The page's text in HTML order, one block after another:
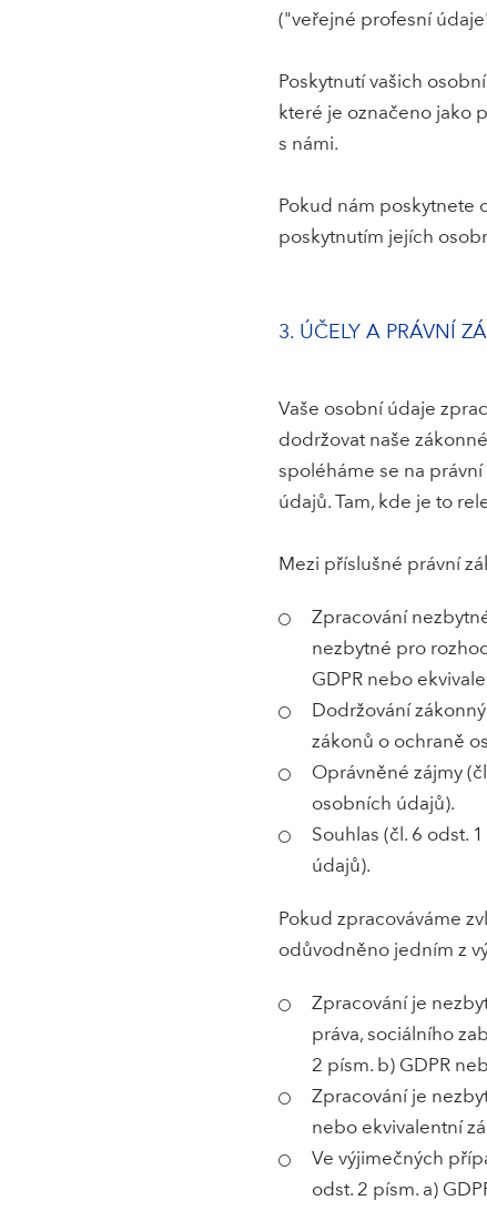
("veřejné profesní
Poskytnutí vašich
které je označeno jako
s námi.
Pokud nám poskytnete
poskytnutím jejích
3. ÚČELY A PRÁVNÍ
Vaše osobní údaje
dodržovat naše
spoléháme se na
údajů. Tam, kde je to
Mezi příslušné právní
Zpracování
nezbytné pro
GDPR nebo
Dodržování
zákonů o ochraně
Oprávněné zájmy
osobních údajů).
Souhlas (čl. 6 odst.
údajů).
Pokud zpracováváme
odůvodněno jedním z
Zpracování je
práva, sociálního
2 písm. b) GDPR
Zpracování je
nebo ekvivalentní
Ve výjimečných
odst. 2 písm. a)